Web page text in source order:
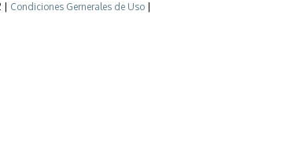
Condiciones Gernerales de Uso|